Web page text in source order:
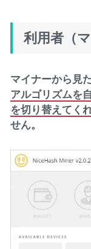
利用者（
マイナーから見
アルゴリズムを
を切り替えてく
せん。